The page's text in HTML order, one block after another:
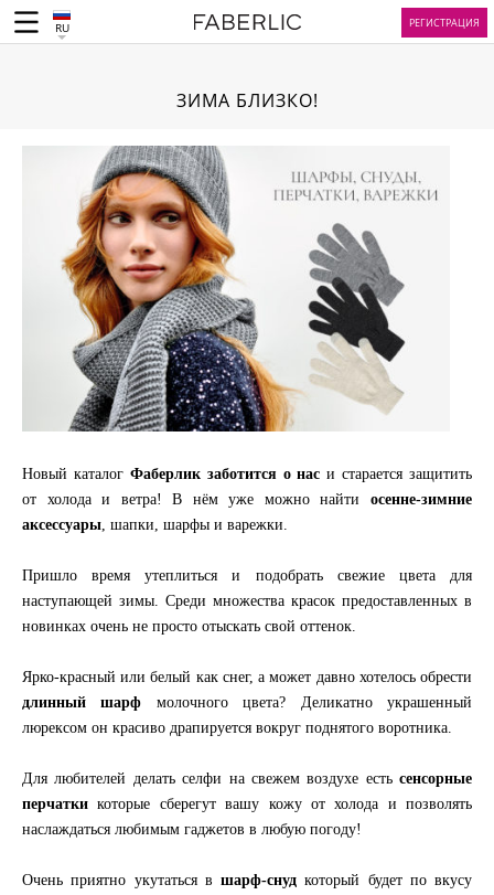
RU РЕГИСТРАЦИЯ
ЗИМА БЛИЗКО!
Новый каталог Фаберлик заботится о наси старается защитить
от холода и ветра! В нём уже можно найти осенне-зимние
аксессуары , шапки, шарфы и варежки.
Пришло время утеплиться и подобрать свежие цвета для
наступающей зимы. Среди множества красок предоставленных в
новинках очень не просто отыскать свой оттенок.
Ярко-красный или белый как снег, а может давно хотелось обрести
длинный шарф молочного цвета? Деликатно украшенный
люрексом он красиво драпируется вокруг поднятого воротника.
Для любителей делать селфи на свежем воздухе есть сенсорные
перчатки которые сберегут вашу кожу от холода и позволять
наслаждаться любимым гаджетов в любую погоду!
Очень приятно укутаться в шарф-снуд который будет по вкусу